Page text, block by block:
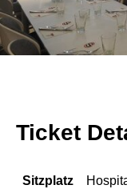
Ticket
Sitzplatz